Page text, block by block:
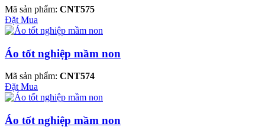
Mã sản phẩm: CNT575
Đặt Mua
Áo tốt nghiệp mầm non
Mã sản phẩm: CNT574
Đặt Mua
Áo tốt nghiệp mầm non